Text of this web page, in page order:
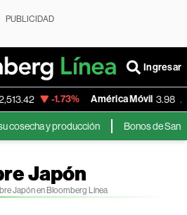
PUBLICIDAD
Ingresar
-1.73% América Móvil 3.98 +3.11%
y producción Bonos de San Juan
Japón
Japón en Bloomberg Línea